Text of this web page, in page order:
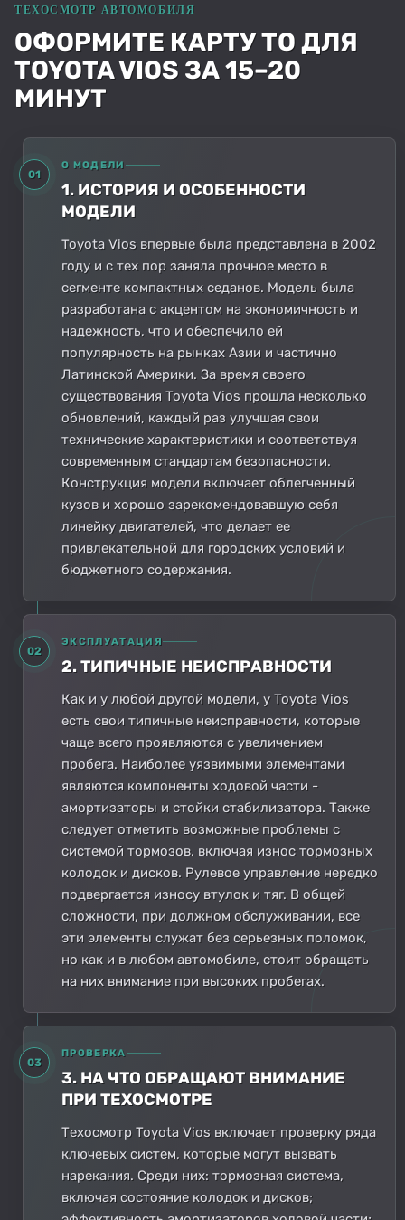
ОФОРМИТЕ КАРТУ ТО ДЛЯ
TOYOTA VIOS ЗА 15–20
МИНУТ
01
О МОДЕЛИ
1. ИСТОРИЯ И ОСОБЕННОСТИ
МОДЕЛИ
Toyota Vios впервые была представлена в 2002
году и с тех пор заняла прочное место в
сегменте компактных седанов. Модель была
разработана с акцентом на экономичность и
надежность, что и обеспечило ей
популярность на рынках Азии и частично
Латинской Америки. За время своего
существования Toyota Vios прошла несколько
обновлений, каждый раз улучшая свои
технические характеристики и соответствуя
современным стандартам безопасности.
Конструкция модели включает облегченный
кузов и хорошо зарекомендовавшую себя
линейку двигателей, что делает ее
привлекательной для городских условий и
бюджетного содержания.
02
ЭКСПЛУАТАЦИЯ
2. ТИПИЧНЫЕ НЕИСПРАВНОСТИ
Как и у любой другой модели, у Toyota Vios
есть свои типичные неисправности, которые
чаще всего проявляются с увеличением
пробега. Наиболее уязвимыми элементами
являются компоненты ходовой части -
амортизаторы и стойки стабилизатора. Также
следует отметить возможные проблемы с
системой тормозов, включая износ тормозных
колодок и дисков. Рулевое управление нередко
подвергается износу втулок и тяг. В общей
сложности, при должном обслуживании, все
эти элементы служат без серьезных поломок,
но как и в любом автомобиле, стоит обращать
на них внимание при высоких пробегах.
03
ПРОВЕРКА
3. НА ЧТО ОБРАЩАЮТ ВНИМАНИЕ
ПРИ ТЕХОСМОТРЕ
Техосмотр Toyota Vios включает проверку ряда
ключевых систем, которые могут вызвать
нарекания. Среди них: тормозная система,
включая состояние колодок и дисков;